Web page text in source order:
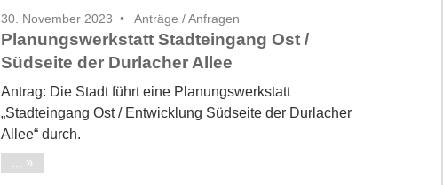
30. November 2023 Anträge / Anfragen
Planungswerkstatt Stadteingang Ost /
Südseite der Durlacher Allee
Antrag: Die Stadt führt eine Planungswerkstatt
„Stadteingang Ost / Entwicklung Südseite der Durlacher
Allee“ durch.
...